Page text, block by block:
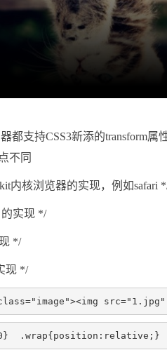
都支持CSS3新添的transform
不同
内核浏览器的实现，例如safari
实现 */
*/
现 */